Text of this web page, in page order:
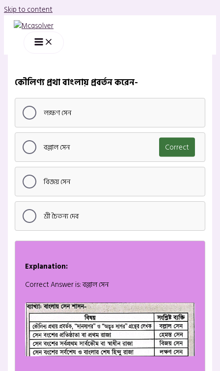
Skip to content
কৌলিণ্য প্রথা বাংলায় প্রবর্তন করেন-
লক্ষণ সেন
বল্লাল সেন Correct
বিজয় সেন
শ্রী চৈতন্য দেব
Explanation:
Correct Answer is: বল্লাল সেন